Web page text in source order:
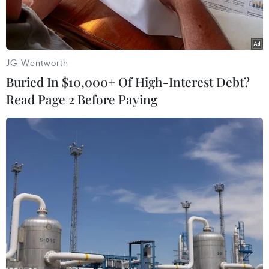
Khu khảo cổ học Willendorf. (Nguồn: eva.mpg.de)
Nhóm các nhà khảo cổ quốc tế ngày 22/9 cho
biết công cuộc khai quật một khu khảo cổ ở Áo
đã cho thấy đây là nơi lưu giữ những dấu tích cổ
xưa nhất của người hiện đại ở châu Âu.
Giới khoa học cho rằng các dấu tích này có thể
JG Wentworth
Buried In $10,000+ Of High-Interest Debt?
Read Page 2 Before Paying